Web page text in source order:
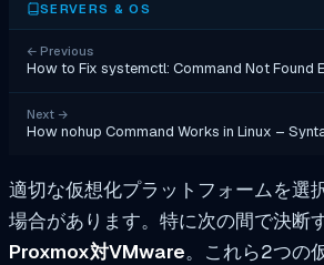
SERVERS & OS
← Previous
How to Fix systemctl: Command Not Found
Next →
How nohup Command Works in Linux –
適切な仮想化プラットフォームを選
場合があります。特に次の間で決断
Proxmox対VMware。これら2つの